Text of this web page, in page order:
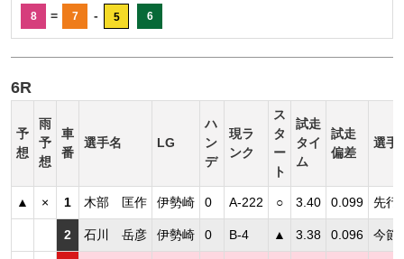
8 = 7 - 5 6
6R
予
想
雨
予
想
車
番
選手名 LG
ハ
ン
デ
現ラ
ンク
ス
タ
ー
ト
試走
タイ
ム
試走
偏差
選手
▲ × 1 木部 匡作 伊勢崎 0 A-222 ○ 3.40 0.099 先行
2 石川 岳彦 伊勢崎 0 B-4 ▲ 3.38 0.096 今節